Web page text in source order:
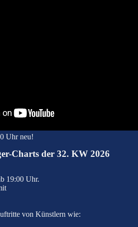
Uhr neu!
Charts der 32. KW 2026
19:00 Uhr.
von Künstlern wie: